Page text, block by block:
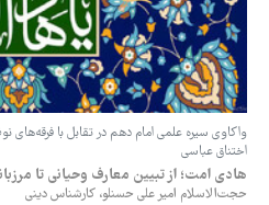
‏‏واکاوی سیره علمی امام دهم در تقابل با
اختناق عباسی
هادی امت؛ از تبیین معارف وحیانی تا
حجت‌الاسلام امیر علی حسنلو، کارشناس دینی